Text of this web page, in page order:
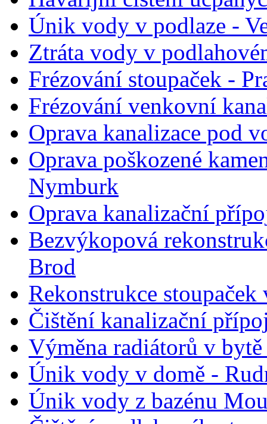
Únik vody v podlaze -
Ztráta vody v
Frézování stoupaček -
Frézování venkovní
Oprava kanalizace pod
Oprava poškozené
Nymburk
Oprava kanalizační
Bezvýkopová
Brod
Rekonstrukce
Čištění kanalizační
Výměna radiátorů v
Únik vody v domě -
Únik vody z bazénu